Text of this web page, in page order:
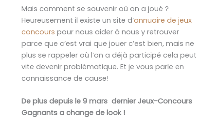
Mais comment se souvenir où on a joué ?
Heureusement il existe un site d’annuaire de jeux
concours pour nous aider à nous y retrouver
parce que c’est vrai que jouer c’est bien, mais ne
plus se rappeler où l’on a déjà participé cela peut
vite devenir problématique. Et je vous parle en
connaissance de cause!
De plus depuis le 9 mars dernier Jeux-Concours
Gagnants a change de look !